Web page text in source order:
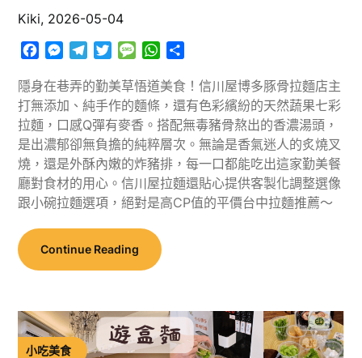
Kiki, 2026-05-04
Facebook
Messenger
TelegramTwitterMessageWhatsApp
隱身在巷弄的勤美草悟道美食！信川屋博多豚骨拉麵店主
打無添加、純手作的麵條，還有色彩繽紛的天然蔬果七彩
拉麵，口感Q彈有麥香。搭配無毒豬骨熬出的香濃湯頭，
是出濃郁卻無負擔的純粹層次。無論是香氣迷人的炙燒叉
燒，還是外酥內嫩的炸豬排，每一口都能吃出這家勤美餐
廳對食材的用心。信川屋拉麵還貼心提供客製化調整選像
跟小碗拉麵選項，絕對是高CP值的平價台中拉麵推薦～
Continue Reading
小吃美食